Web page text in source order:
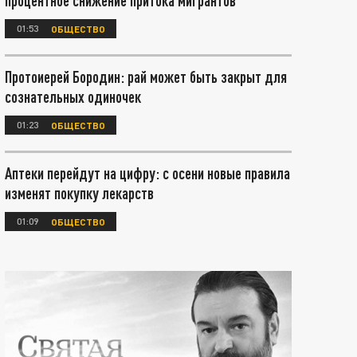
01:53 ОБЩЕСТВО
Протоиерей Бородин: рай может быть закрыт для
сознательных одиночек
01:23 ОБЩЕСТВО
Аптеки перейдут на цифру: с осени новые правила
изменят покупку лекарств
01:09 ОБЩЕСТВО